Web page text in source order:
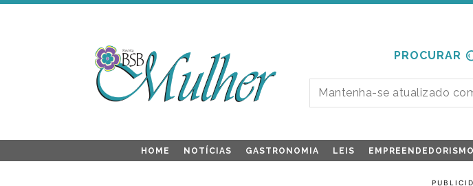
PROCURAR
HOME NOTÍCIAS GASTRONOMIA LEIS EMPREENDEDORISMO